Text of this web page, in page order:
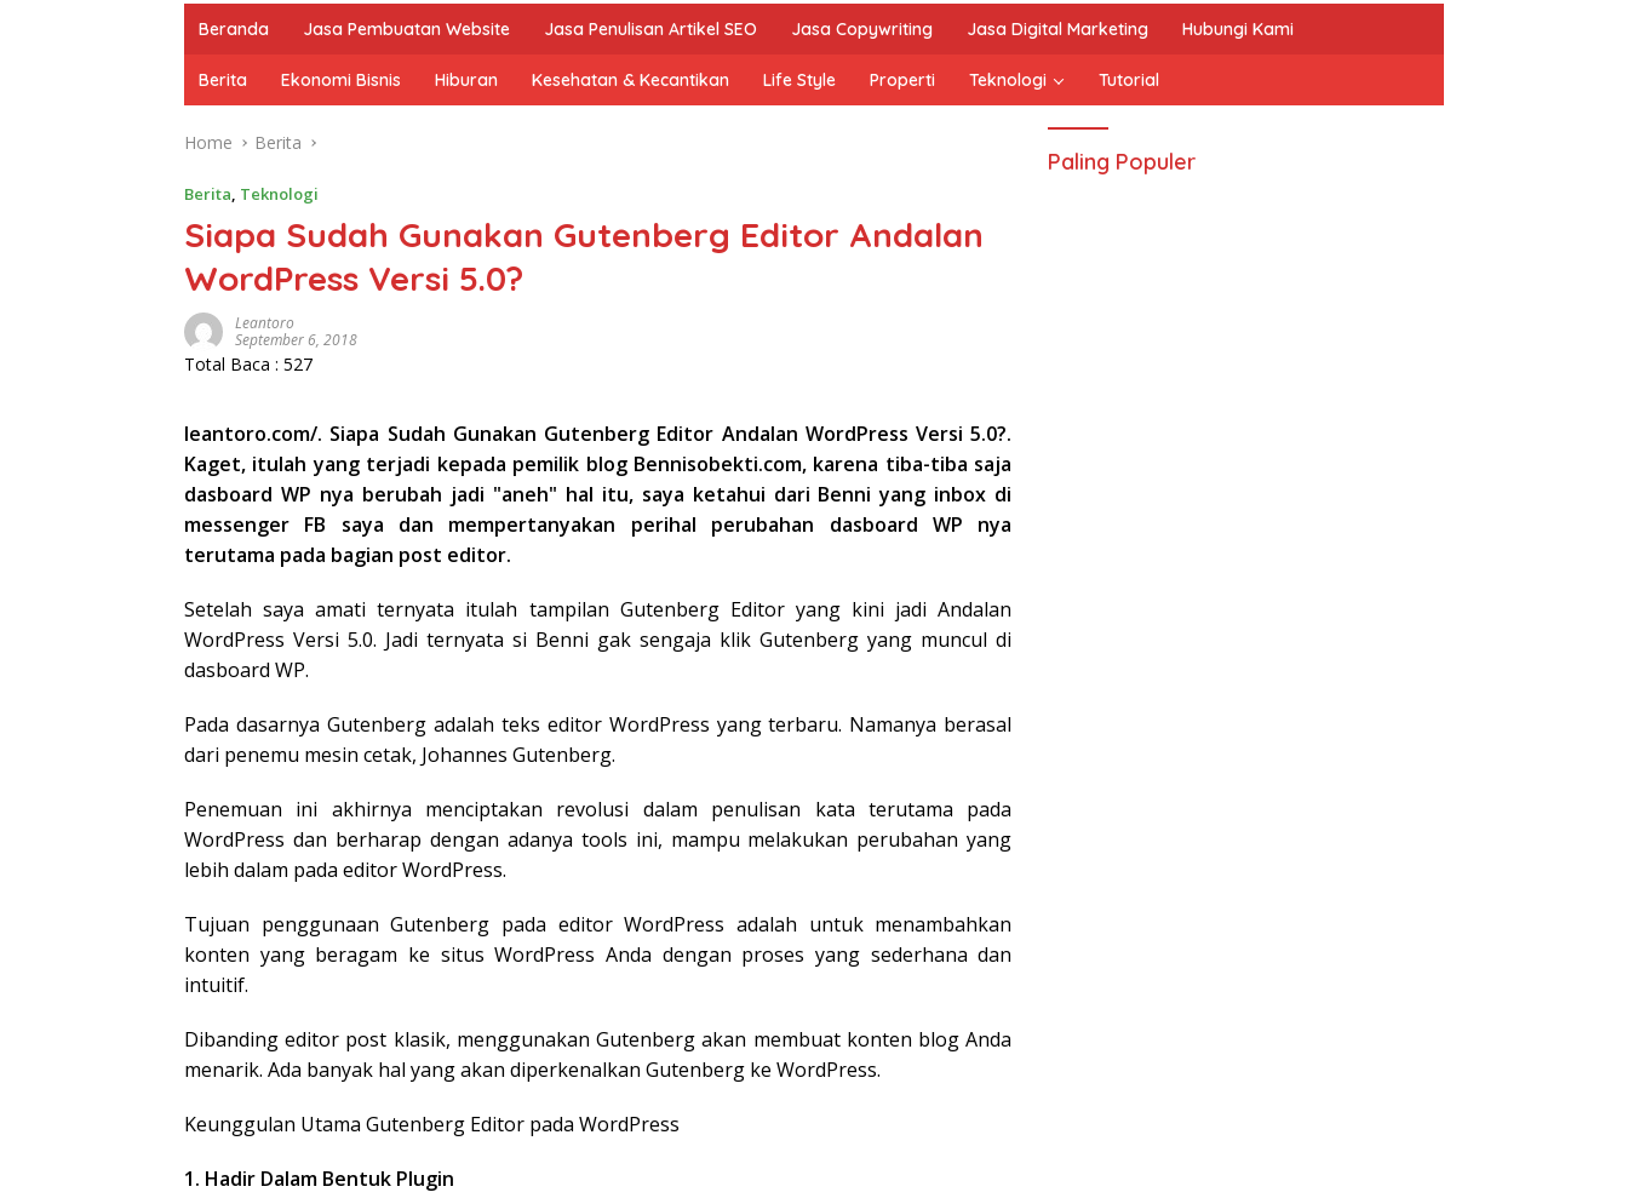
Beranda Jasa Pembuatan Website Jasa Penulisan Artikel SEO Jasa Copywriting Jasa Digital Marketing Hubungi Kami
Berita Ekonomi Bisnis Hiburan Kesehatan & Kecantikan Life Style Properti Teknologi Tutorial
Home Berita
Berita, Teknologi
Siapa Sudah Gunakan Gutenberg Editor Andalan
WordPress Versi 5.0?
Leantoro
September 6, 2018
Total Baca : 527
leantoro.com/. Siapa Sudah Gunakan Gutenberg Editor Andalan WordPress Versi 5.0?.
Kaget, itulah yang terjadi kepada pemilik blog Bennisobekti.com, karena tiba-tiba saja
dasboard WP nya berubah jadi "aneh" hal itu, saya ketahui dari Benni yang inbox di
messenger FB saya dan mempertanyakan perihal perubahan dasboard WP nya
terutama pada bagian post editor.
Setelah saya amati ternyata itulah tampilan Gutenberg Editor yang kini jadi Andalan
WordPress Versi 5.0. Jadi ternyata si Benni gak sengaja klik Gutenberg yang muncul di
dasboard WP.
Pada dasarnya Gutenberg adalah teks editor WordPress yang terbaru. Namanya berasal
dari penemu mesin cetak, Johannes Gutenberg.
Penemuan ini akhirnya menciptakan revolusi dalam penulisan kata terutama pada
WordPress dan berharap dengan adanya tools ini, mampu melakukan perubahan yang
lebih dalam pada editor WordPress.
Tujuan penggunaan Gutenberg pada editor WordPress adalah untuk menambahkan
konten yang beragam ke situs WordPress Anda dengan proses yang sederhana dan
intuitif.
Dibanding editor post klasik, menggunakan Gutenberg akan membuat konten blog Anda
menarik. Ada banyak hal yang akan diperkenalkan Gutenberg ke WordPress.
Keunggulan Utama Gutenberg Editor pada WordPress
1. Hadir Dalam Bentuk Plugin
Paling Populer